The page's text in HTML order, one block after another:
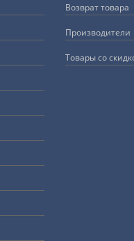
Возврат товара
Производители
Товары со